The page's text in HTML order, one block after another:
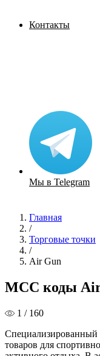
Контакты
Мы в Telegram
Главная
/
Торговые точки
/
Air Gun
MCC коды
1 / 160
Специализированный
товаров для